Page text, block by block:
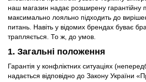
наш магазин надає розширену гарантійну
максимально лояльно підходить до
питань. Навіть у відомих брендах буває
трапляється. То ж, до умов.
1. Загальні положення
Гарантія у конфліктних ситуаціях
надається відповідно до Закону України